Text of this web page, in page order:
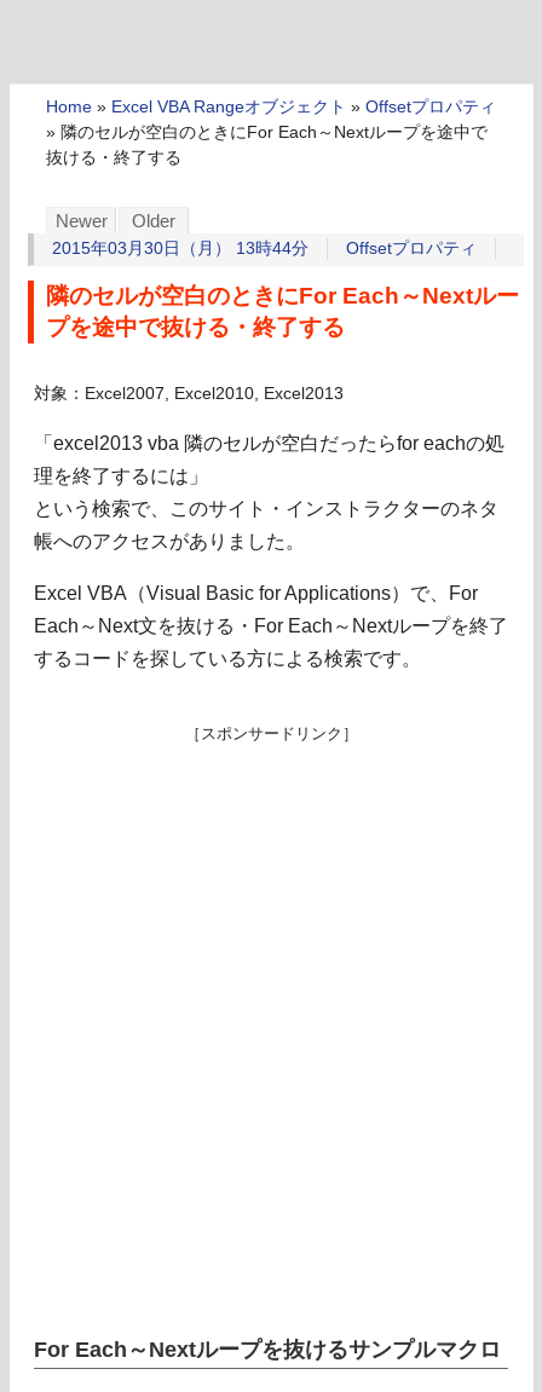
Home » Excel VBA Rangeオブジェクト » Offsetプロパティ
» 隣のセルが空白のときにFor Each～Nextループを途中で
抜ける・終了する
Newer Older
2015年03月30日（月） 13時44分 Offsetプロパティ
隣のセルが空白のときにFor Each～Nextルー
プを途中で抜ける・終了する
対象：Excel2007, Excel2010, Excel2013
「excel2013 vba 隣のセルが空白だったらfor eachの処
理を終了するには」
という検索で、このサイト・インストラクターのネタ
帳へのアクセスがありました。
Excel VBA（Visual Basic for Applications）で、For
Each～Next文を抜ける・For Each～Nextループを終了
するコードを探している方による検索です。
［スポンサードリンク］
For Each～Nextループを抜けるサンプルマクロ